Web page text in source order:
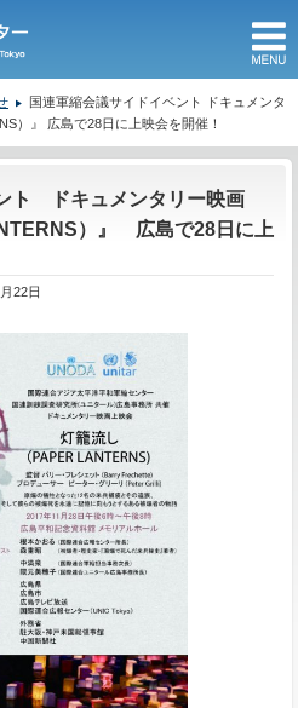
国連軍縮会議サイドイベント ドキュメンタ
）』 広島で28日に上映会を開催！
ト ドキュメンタリー映画
）』 広島で28日に上
22日